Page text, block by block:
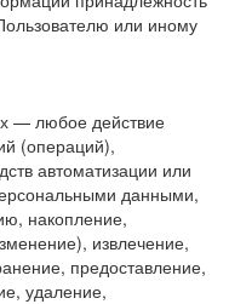
или иному
— любое действие
(операций),
автоматизации или
данными,
накопление,
извлечение,
предоставление,
удаление,